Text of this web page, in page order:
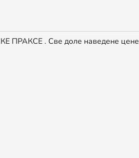
ПРАКСЕ . Све доле наведене цене